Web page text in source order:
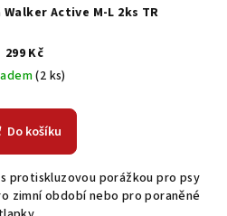
Active M-L 2ks TR
299 Kč
(2 ks)
Do košíku
protiskluzovou porážkou pro psy
zimní období nebo pro poraněné